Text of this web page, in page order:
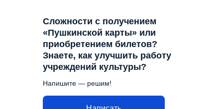
Сложности с получением
«Пушкинской карты» или
приобретением билетов?
Знаете, как улучшить работу
учреждений культуры?
Напишите — решим!